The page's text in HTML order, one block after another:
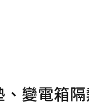
變電箱